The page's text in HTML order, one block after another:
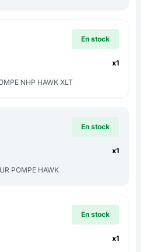
En stock
x1
NHP HAWK XLT
En stock
x1
POMPE HAWK
En stock
x1